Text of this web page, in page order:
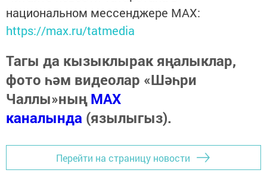
национальном мессенджере MАХ:
https://max.ru/tatmedia
Тагы да кызыклырак яңалыклар,
фото һәм видеолар «Шәһри
Чаллы»ныңMAX
каналында (язылыгыз).
Перейти на страницу новости